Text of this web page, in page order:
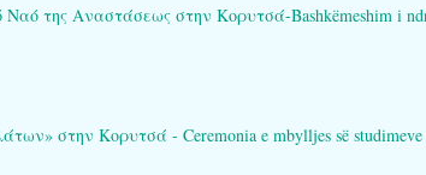
της Αναστάσεως στην Κορυτσά-Bashkëmeshim i
στην Κορυτσά - Ceremonia e mbylljes së studimeve